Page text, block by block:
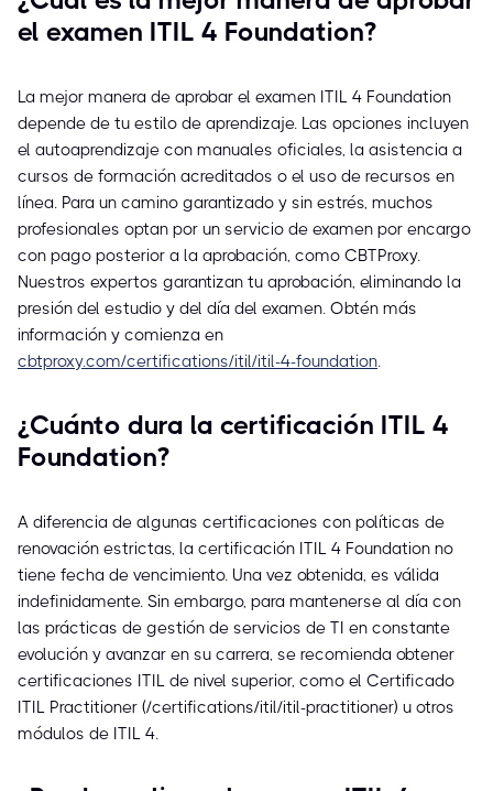
el examen ITIL 4 Foundation?
La mejor manera de aprobar el examen ITIL 4 Foundation
depende de tu estilo de aprendizaje. Las opciones incluyen
el autoaprendizaje con manuales oficiales, la asistencia a
cursos de formación acreditados o el uso de recursos en
línea. Para un camino garantizado y sin estrés, muchos
profesionales optan por un servicio de examen por encargo
con pago posterior a la aprobación, como CBTProxy.
Nuestros expertos garantizan tu aprobación, eliminando la
presión del estudio y del día del examen. Obtén más
información y comienza en
cbtproxy.com/certifications/itil/itil-4-foundation.
¿Cuánto dura la certificación ITIL 4
Foundation?
A diferencia de algunas certificaciones con políticas de
renovación estrictas, la certificación ITIL 4 Foundation no
tiene fecha de vencimiento. Una vez obtenida, es válida
indefinidamente. Sin embargo, para mantenerse al día con
las prácticas de gestión de servicios de TI en constante
evolución y avanzar en su carrera, se recomienda obtener
certificaciones ITIL de nivel superior, como el Certificado
ITIL Practitioner (/certifications/itil/itil-practitioner) u otros
módulos de ITIL 4.